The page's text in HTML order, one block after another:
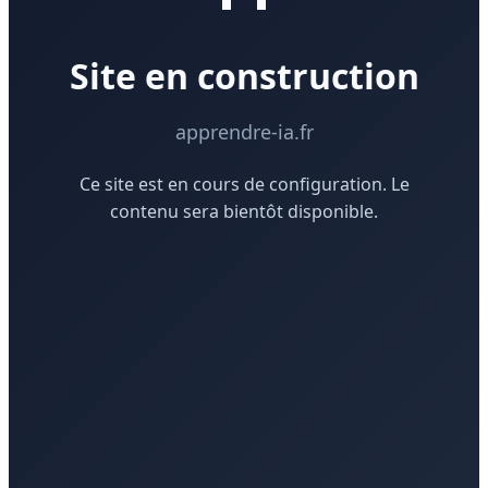
Site en construction
apprendre-ia.fr
Ce site est en cours de configuration. Le
contenu sera bientôt disponible.